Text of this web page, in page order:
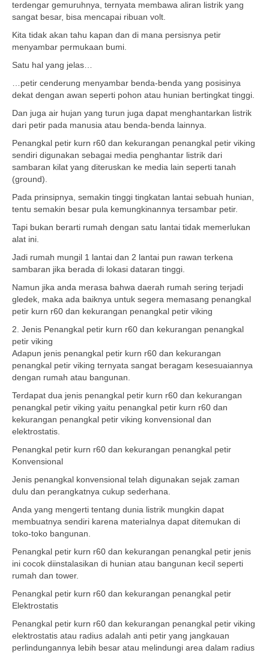
terdengar gemuruhnya, ternyata membawa aliran listrik yang
sangat besar, bisa mencapai ribuan volt.
Kita tidak akan tahu kapan dan di mana persisnya petir
menyambar permukaan bumi.
Satu hal yang jelas…
…petir cenderung menyambar benda-benda yang posisinya
dekat dengan awan seperti pohon atau hunian bertingkat tinggi.
Dan juga air hujan yang turun juga dapat menghantarkan listrik
dari petir pada manusia atau benda-benda lainnya.
Penangkal petir kurn r60 dan kekurangan penangkal petir viking
sendiri digunakan sebagai media penghantar listrik dari
sambaran kilat yang diteruskan ke media lain seperti tanah
(ground).
Pada prinsipnya, semakin tinggi tingkatan lantai sebuah hunian,
tentu semakin besar pula kemungkinannya tersambar petir.
Tapi bukan berarti rumah dengan satu lantai tidak memerlukan
alat ini.
Jadi rumah mungil 1 lantai dan 2 lantai pun rawan terkena
sambaran jika berada di lokasi dataran tinggi.
Namun jika anda merasa bahwa daerah rumah sering terjadi
gledek, maka ada baiknya untuk segera memasang penangkal
petir kurn r60 dan kekurangan penangkal petir viking
2. Jenis Penangkal petir kurn r60 dan kekurangan penangkal
petir viking
Adapun jenis penangkal petir kurn r60 dan kekurangan
penangkal petir viking ternyata sangat beragam kesesuaiannya
dengan rumah atau bangunan.
Terdapat dua jenis penangkal petir kurn r60 dan kekurangan
penangkal petir viking yaitu penangkal petir kurn r60 dan
kekurangan penangkal petir viking konvensional dan
elektrostatis.
Penangkal petir kurn r60 dan kekurangan penangkal petir
Konvensional
Jenis penangkal konvensional telah digunakan sejak zaman
dulu dan perangkatnya cukup sederhana.
Anda yang mengerti tentang dunia listrik mungkin dapat
membuatnya sendiri karena materialnya dapat ditemukan di
toko-toko bangunan.
Penangkal petir kurn r60 dan kekurangan penangkal petir jenis
ini cocok diinstalasikan di hunian atau bangunan kecil seperti
rumah dan tower.
Penangkal petir kurn r60 dan kekurangan penangkal petir
Elektrostatis
Penangkal petir kurn r60 dan kekurangan penangkal petir viking
elektrostatis atau radius adalah anti petir yang jangkauan
perlindungannya lebih besar atau melindungi area dalam radius